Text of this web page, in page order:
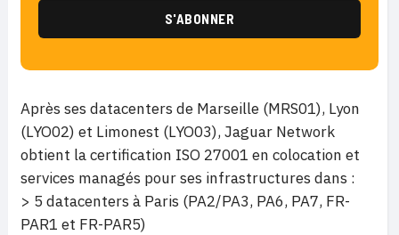
Après ses datacenters de Marseille (MRS01), Lyon
(LYO02) et Limonest (LYO03), Jaguar Network
obtient la certification ISO 27001 en colocation et
services managés pour ses infrastructures dans :
> 5 datacenters à Paris (PA2/PA3, PA6, PA7, FR-
PAR1 et FR-PAR5)